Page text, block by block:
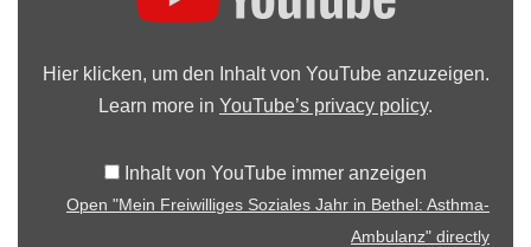
Hier klicken, um den Inhalt von YouTube anzuzeigen.
Learn more in YouTube’s privacy policy.
Inhalt von YouTube immer anzeigen
Open "Mein Freiwilliges Soziales Jahr in Bethel: Asthma-
Ambulanz" directly